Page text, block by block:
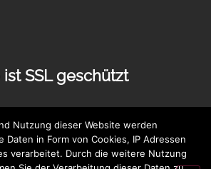
zu Testzwecken - es werden keine
ausgeführt.Verwerfen
SSL geschützt
Nutzung dieser Website werden
Daten in Form von Cookies, IP Adressen
verarbeitet. Durch die weitere Nutzung